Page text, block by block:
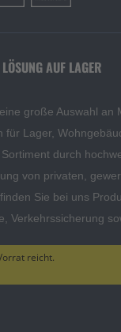
AUF LAGER
große Auswahl an
für Lager,
durch
von privaten,
Sie bei uns
Verkehrssicherung
reicht.